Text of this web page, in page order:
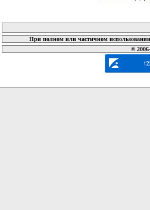
При полном или частичном
©